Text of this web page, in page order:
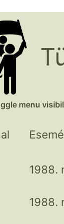
menu
1988.
1988.